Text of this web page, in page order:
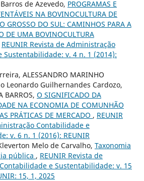
de Azevedo, PROGRAMAS E
NA BOVINOCULTURA DE
GROSSO DO SUL: CAMINHOS PARA A
DE UMA BOVINOCULTURA
REUNIR Revista de Administração
Sustentabilidade: v. 4 n. 1 (2014):
ALESSANDRO MARINHO
Leonardo Guilhernandes Cardozo,
BARROS, O SIGNIFICADO DA
NA ECONOMIA DE COMUNHÃO
PRÁTICAS DE MERCADO , REUNIR
Contabilidade e
v. 6 n. 1 (2016): REUNIR
Melo de Carvalho, Taxonomia
pública , REUNIR Revista de
e Sustentabilidade: v. 15
15, 1, 2025